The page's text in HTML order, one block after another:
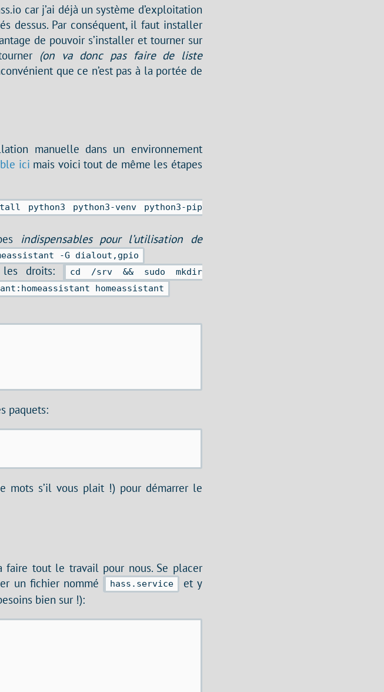
car j’ai déjà un système d’exploitation
dessus. Par conséquent, il faut installer
de pouvoir s’installer et tourner sur
(on va donc pas faire de liste
que ce n’est pas à la portée de
manuelle dans un environnement
ici mais voici tout de même les étapes
python3 python3-venv python3-pip
indispensables pour l’utilisation de
-G dialout,gpio
droits:
cd /srv && sudo mkdir
homeassistant
paquets:
mots s’il vous plait !) pour démarrer le
tout le travail pour nous. Se placer
un fichier nommé hass.service
et y
bien sur !):